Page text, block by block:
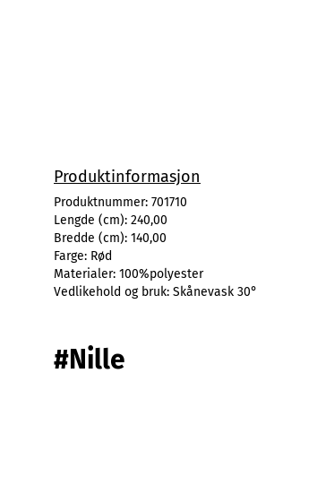
Produktinformasjon
Produktnummer: 701710
Lengde (cm): 240,00
Bredde (cm): 140,00
Farge: Rød
Materialer: 100%polyester
Vedlikehold og bruk: Skånevask 30°
#Nille